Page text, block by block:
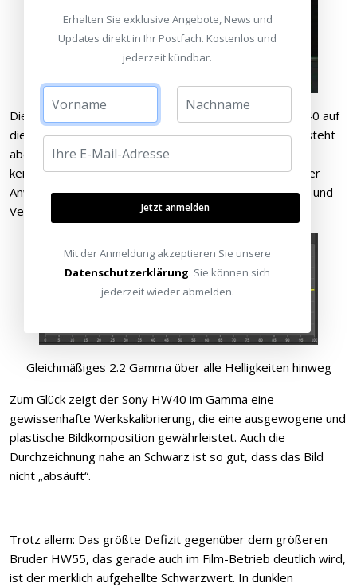
Die Gamma-Presets des Bildmenüs wurden beim HW40 auf
die notwendigsten reduziert, das Norm-Gamma „2.2“ steht
aber selbstverständlich auch hier zur Verfügung. Da es
keinerlei nachträgliche Kalibriermöglichkeiten gibt, ist der
Anwender auf die Genauigkeit der Presets „auf Gedeih und
Verderb“ angewiesen.
Gleichmäßiges 2.2 Gamma über alle Helligkeiten hinweg
Zum Glück zeigt der Sony HW40 im Gamma eine
gewissenhafte Werkskalibrierung, die eine ausgewogene und
plastische Bildkomposition gewährleistet. Auch die
Durchzeichnung nahe an Schwarz ist so gut, dass das Bild
nicht „absäuft“.
Trotz allem: Das größte Defizit gegenüber dem größeren
Bruder HW55, das gerade auch im Film-Betrieb deutlich wird,
ist der merklich aufgehellte Schwarzwert. In dunklen
Erhalten Sie exklusive Angebote, News und
Updates direkt in Ihr Postfach. Kostenlos und
jederzeit kündbar.
Jetzt anmelden
Mit der Anmeldung akzeptieren Sie unsere
Datenschutzerklärung. Sie können sich
jederzeit wieder abmelden.